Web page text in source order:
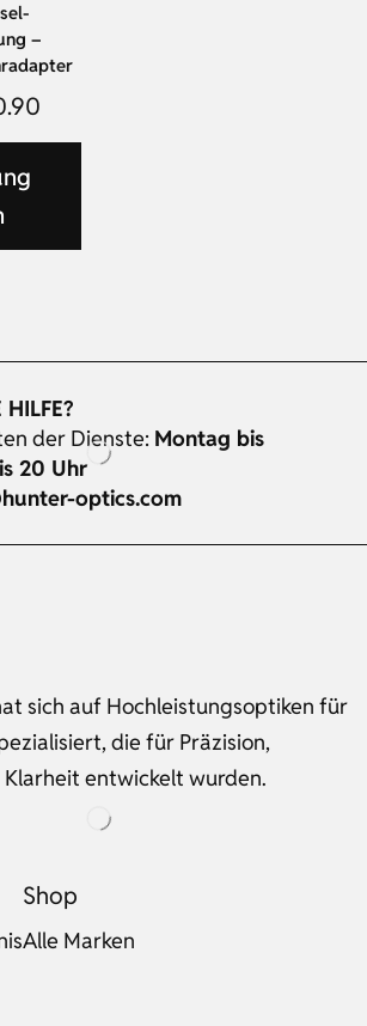
–
der Dienste: Montag bis
20 Uhr
optics.com
sich auf Hochleistungsoptiken für
die für Präzision,
entwickelt wurden.
Shop
Alle Marken